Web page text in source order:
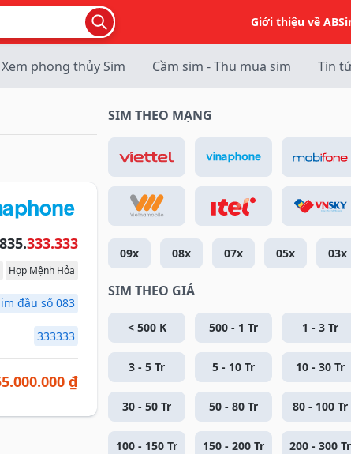
Giới thiệu về
Xem phong thủy Sim Cầm sim - Thu mua sim Tin
333.333
Hợp Mệnh Hỏa
đầu số 083
333333
₫
SIM THEO MẠNG
09x 08x 07x 05x 03x
SIM THEO GIÁ
< 500 K 500 - 1 Tr 1 - 3 Tr
3 - 5 Tr 5 - 10 Tr 10 - 30 Tr
30 - 50 Tr 50 - 80 Tr 80 - 100 Tr
100 - 150 Tr 150 - 200 Tr 200 - 300 Tr